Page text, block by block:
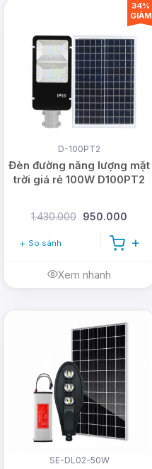
D-100PT2
Đèn đường năng lượng mặt
trời giá rẻ 100W D100PT2
1.430.000 950.000
So sánh
Xem nhanh
34%
GIẢM
SE-DL02-50W